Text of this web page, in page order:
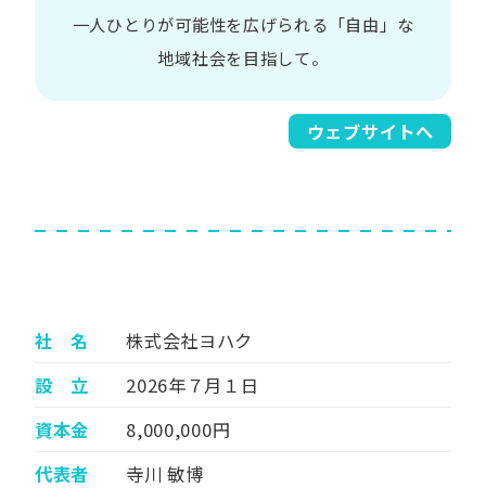
一人​ひとりが​可能性を​広げられる 「自由」な​
地域社会を​目指して。​
ウェブサイトへ
社 名
株式会社ヨハク
設 立
2026年７月１日
資本金
8,000,000円
代表者
寺川 敏博